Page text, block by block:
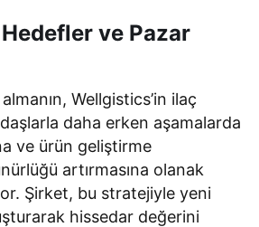
ve Pazar
Wellgistics’in ilaç
daha erken aşamalarda
ve ürün geliştirme
artırmasına olanak
Şirket, bu stratejiyle yeni
hissedar değerini